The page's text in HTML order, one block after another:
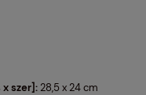
szer]: 28,5 x 24 cm